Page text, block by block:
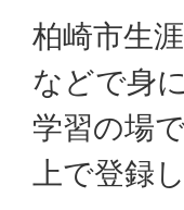
柏崎市生
などで身
学習の場
上で登録